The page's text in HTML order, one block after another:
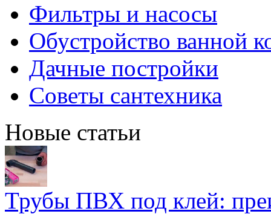
Фильтры и насосы
Обустройство ванной
Дачные постройки
Советы сантехника
Новые статьи
Трубы ПВХ под клей: